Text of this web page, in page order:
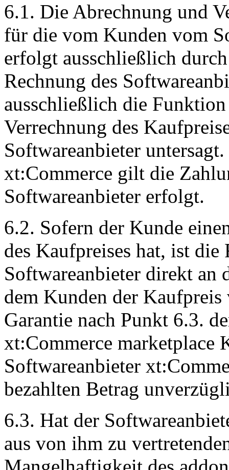
6.1. Die Abrechnung und
für die vom Kunden vom
erfolgt ausschließlich
Rechnung des
ausschließlich die
Verrechnung des
Softwareanbieter
xt:Commerce gilt die
Softwareanbieter erfolgt.
6.2. Sofern der Kunde
des Kaufpreises hat, ist
Softwareanbieter direkt an
dem Kunden der
Garantie nach Punkt 6.3.
xt:Commerce marketplace
Softwareanbieter
bezahlten Betrag
6.3. Hat der
aus von ihm zu